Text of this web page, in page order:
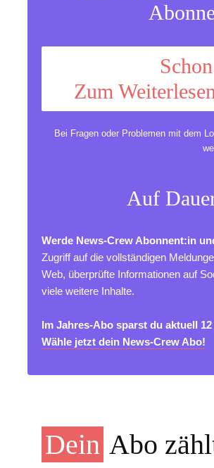
Zum
Bei Fragen oder Problemen mit dem
Auf
Werde News-Crew Abonnent:in
Zugriff auf die vollständigen
Web, überprüfte Informationen auf
viele weitere Inhalte.
Im Jahres-Abo sparst du aktuell 12
Wähle jetzt dein News-Crew Abo!
Dein Abo